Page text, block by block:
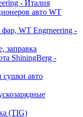
- Италия
авто WT
WT Engrneering -
заправка
ShiningBerg -
сушки авто
(TIG)